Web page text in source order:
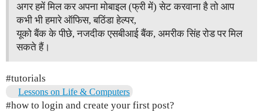
अगर हमें मिल कर अपना मोबाइल (फ्री में) सेट करवाना है तो आप
कभी भी हमारे ऑफिस, बठिंडा हेल्पर,
यूको बैंक के पीछे, नजदीक एसबीआई बैंक, अमरीक सिंह रोड पर मिल
सकते हैं।
#tutorials
Lessons on Life & Computers
#how to login and create your first post?